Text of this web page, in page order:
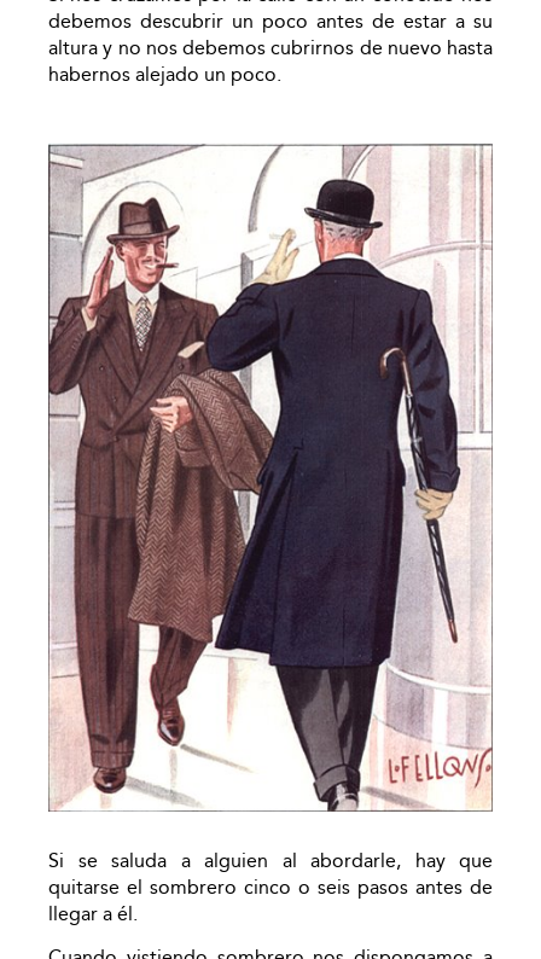
debemos descubrir un poco antes de estar a su
altura y no nos debemos cubrirnos de nuevo hasta
habernos alejado un poco.
Si se saluda a alguien al abordarle, hay que
quitarse el sombrero cinco o seis pasos antes de
llegar a él.